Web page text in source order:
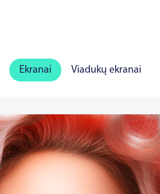
Ekranai Viadukų ekranai
Kuresarė Viljandis Rakverė